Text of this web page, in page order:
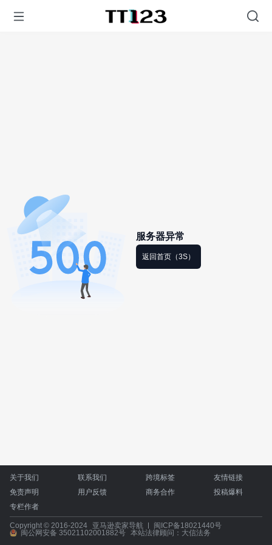
服务器异常
返回首页（3S）
关于我们 联系我们 跨境标签
友情链接
免责声明
用户反馈 商务合作
投稿爆料
专栏作者
Copyright © 2016-2024 亚马逊卖家导航
闽ICP备18021440号
闽公网安备 35021102001882号 本站法律顾问：大信法务